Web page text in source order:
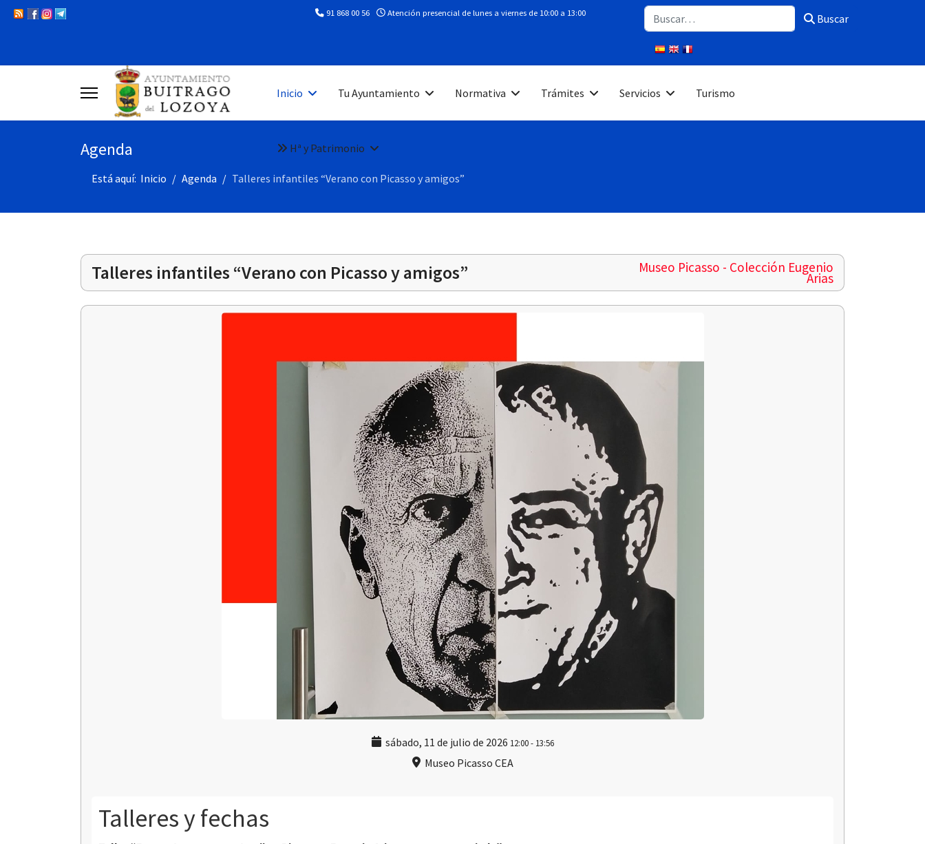
91 868 00 56 Atención presencial de lunes a viernes de 10:00 a 13:00 Buscar Buscar
Inicio Tu Ayuntamiento Normativa Trámites Servicios Turismo
Hª y Patrimonio
Agenda
Está aquí: Inicio Agenda Talleres infantiles “Verano con Picasso y amigos”
Talleres infantiles “Verano con Picasso y amigos” Museo Picasso - Colección Eugenio
Arias
sábado, 11 de julio de 2026 12:00- 13:56
Museo Picasso CEA
Talleres y fechas